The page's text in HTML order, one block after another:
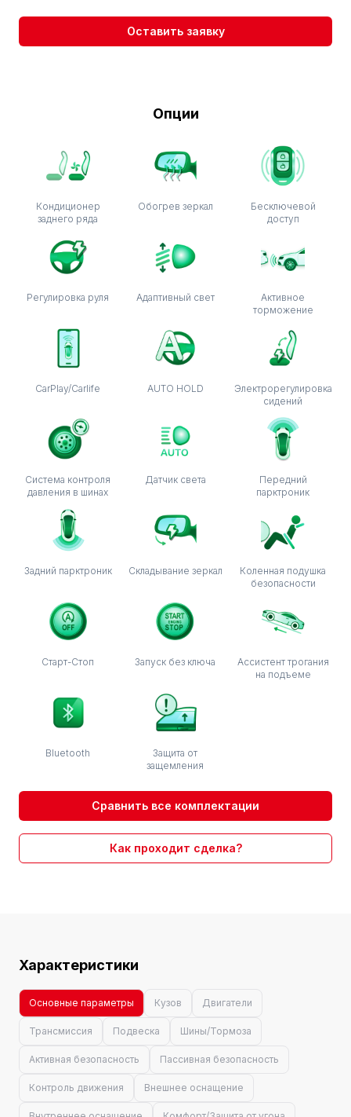
Оставить заявку
Опции
Кондиционер
заднего ряда
Обогрев зеркал
Бесключевой
доступ
Регулировка руля Адаптивный свет
Активное
торможение
CarPlay/Carlife AUTO HOLD
Электрорегулировка
сидений
Система контроля
давления в шинах
Датчик света
Передний
парктроник
Задний парктроник Складывание зеркал
Коленная подушка
безопасности
Старт-Стоп Запуск без ключа
Ассистент трогания
на подъеме
Bluetooth
Защита от
защемления
Сравнить все комплектации
Как проходит сделка?
Характеристики
Основные параметры Кузов Двигатели
Трансмиссия Подвеска Шины/Тормоза
Активная безопасность Пассивная безопасность
Контроль движения Внешнее оснащение